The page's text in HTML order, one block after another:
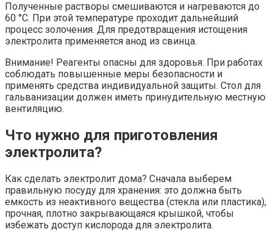
Полученные растворы смешиваются и нагреваются до
60 °C. При этой температуре проходит дальнейший
процесс золочения. Для предотвращения истощения
электролита применяется анод из свинца.
Внимание! Реагенты опасны для здоровья. При работах
соблюдать повышенные меры безопасности и
применять средства индивидуальной защиты. Стол для
гальванизации должен иметь принудительную местную
вентиляцию.
Что нужно для приготовления
электролита?
Как сделать электролит дома? Сначала выберем
правильную посуду для хранения: это должна быть
емкость из неактивного вещества (стекла или пластика),
прочная, плотно закрывающаяся крышкой, чтобы
избежать доступ кислорода для электролита.